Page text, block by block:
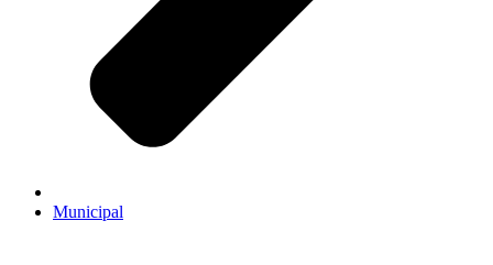
Municipal